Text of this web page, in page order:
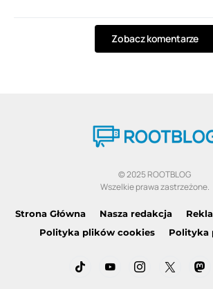
Zobacz komentarze
© 2025 ROOTBLOG
Wszelkie prawa zastrzeżone.
Strona Główna Nasza redakcja
Polityka plików cookies
Polityka